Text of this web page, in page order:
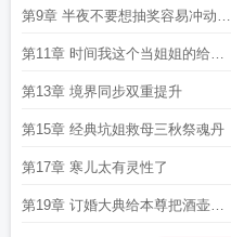
第9章 半夜不要想抽奖容易冲动上
头
第11章 时间我这个当姐姐的给他
们争取
第13章 境界同步双重提升
第15章 经典坑姐救母三秋祭魂丹
第17章 寒儿太有灵性了
第19章 订婚大典给本尊把酒壶放